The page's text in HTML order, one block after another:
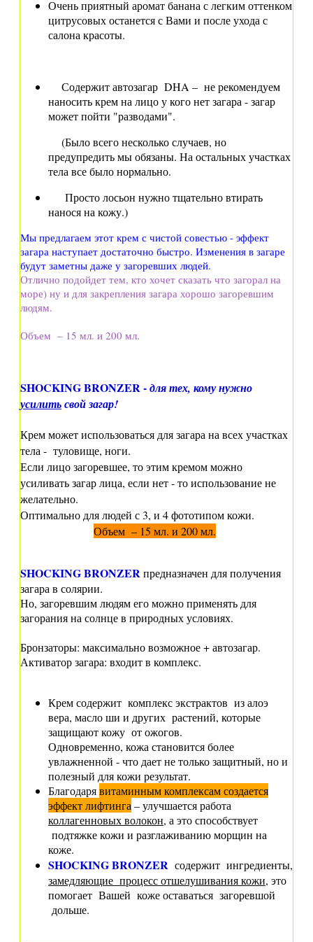
Очень приятный аромат банана с легким оттенком
цитрусовых останется с Вами и после ухода с
салона красоты.
Содержит автозагар DHA – не рекомендуем
наносить крем на лицо у кого нет загара - загар
может пойти "разводами".
(Было всего несколько случаев, но
предупредить мы обязаны. На остальных участках
тела все было нормально.
Просто лосьон нужно тщательно втирать
нанося на кожу.)
Мы предлагаем этот крем с чистой совестью - эффект
загара наступает достаточно быстро. Изменения в загаре
будут заметны даже у загоревших людей.
Отлично подойдет тем, кто хочет сказать что загорал на
море) ну и для закрепления загара хорошо загоревшим
людям.
Объем – 15 мл. и 200 мл.
SHOCKING BRONZER -для тех, кому нужно
усилитьсвой загар!
Крем может использоваться для загара на всех участках
тела - туловище, ноги.
Если лицо загоревшее, тоэтим кремомможно
усиливать загар лица, если нет - тоиспользованиене
желательно.
Оптимально для людей с 3, и 4 фототипом кожи.
Объем – 15 мл. и 200 мл.
SHOCKING BRONZERпредназначен для получения
загара в солярии.
Но, загоревшим людям его можно применять для
загорания на солнце в природных условиях.
Бронзаторы: максимально возможное + автозагар.
Активатор загара: входит в комплекс.
Крем содержит комплекс экстрактов из алоэ
вера, масло ши и других растений, которые
защищают кожу от ожогов.
Одновременно, кожа становится более
увлажненной - что дает не только защитный, но и
полезный для кожи результат.
Благодарявитаминным комплексам создается
эффект лифтинга – улучшается работа
коллагенновых волокон, а это способствует
подтяжке кожи и разглаживанию морщин на
коже.
SHOCKING BRONZER содержит ингредиенты,
замедляющие процесс отшелушивания кожи, это
помогает Вашей коже оставаться загоревшой
дольше.